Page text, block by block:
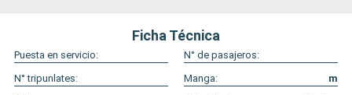
Ficha Técnica
Puesta en servicio:
N° de pasajeros:
N° tripunlates:
Manga:
m